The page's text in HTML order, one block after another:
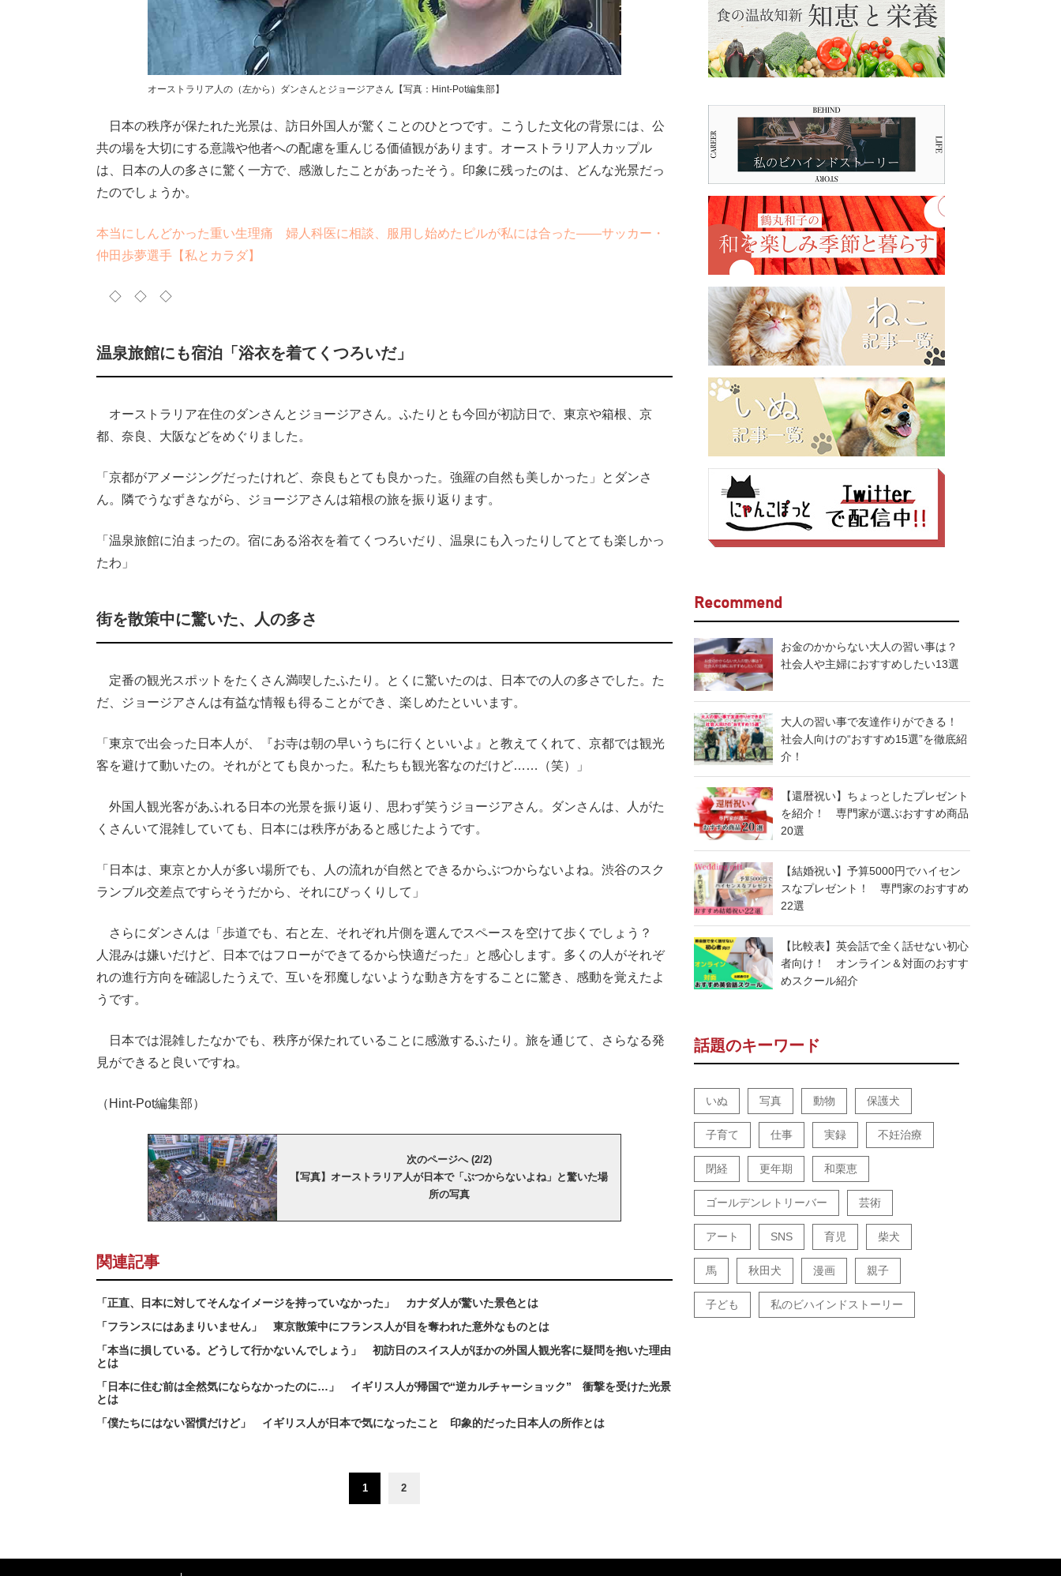
オーストラリア人の（左から）ダンさんとジョージアさん【写真：Hint-Pot編集部】
日本の秩序が保たれた光景は、訪日外国人が驚くことのひとつです。こうした文化の背景には、公
共の場を大切にする意識や他者への配慮を重んじる価値観があります。オーストラリア人カップル
は、日本の人の多さに驚く一方で、感激したことがあったそう。印象に残ったのは、どんな光景だっ
たのでしょうか。
本当にしんどかった重い生理痛 婦人科医に相談、服用し始めたピルが私には合った――サッカー・
仲田歩夢選手【私とカラダ】
◇ ◇ ◇
温泉旅館にも宿泊「浴衣を着てくつろいだ」
オーストラリア在住のダンさんとジョージアさん。ふたりとも今回が初訪日で、東京や箱根、京
都、奈良、大阪などをめぐりました。
「京都がアメージングだったけれど、奈良もとても良かった。強羅の自然も美しかった」とダンさ
ん。隣でうなずきながら、ジョージアさんは箱根の旅を振り返ります。
「温泉旅館に泊まったの。宿にある浴衣を着てくつろいだり、温泉にも入ったりしてとても楽しかっ
たわ」
街を散策中に驚いた、人の多さ
定番の観光スポットをたくさん満喫したふたり。とくに驚いたのは、日本での人の多さでした。た
だ、ジョージアさんは有益な情報も得ることができ、楽しめたといいます。
「東京で出会った日本人が、『お寺は朝の早いうちに行くといいよ』と教えてくれて、京都では観光
客を避けて動いたの。それがとても良かった。私たちも観光客なのだけど……（笑）」
外国人観光客があふれる日本の光景を振り返り、思わず笑うジョージアさん。ダンさんは、人がた
くさんいて混雑していても、日本には秩序があると感じたようです。
「日本は、東京とか人が多い場所でも、人の流れが自然とできるからぶつからないよね。渋谷のスク
ランブル交差点ですらそうだから、それにびっくりして」
さらにダンさんは「歩道でも、右と左、それぞれ片側を選んでスペースを空けて歩くでしょう？
人混みは嫌いだけど、日本ではフローができてるから快適だった」と感心します。多くの人がそれぞ
れの進行方向を確認したうえで、互いを邪魔しないような動き方をすることに驚き、感動を覚えたよ
うです。
日本では混雑したなかでも、秩序が保たれていることに感激するふたり。旅を通じて、さらなる発
見ができると良いですね。
（Hint-Pot編集部）
次のページへ (2/2)
【写真】オーストラリア人が日本で「ぶつからないよね」と驚いた場
所の写真
関連記事
「正直、日本に対してそんなイメージを持っていなかった」 カナダ人が驚いた景色とは
「フランスにはあまりいません」 東京散策中にフランス人が目を奪われた意外なものとは
「本当に損している。どうして行かないんでしょう」 初訪日のスイス人がほかの外国人観光客に疑問を抱いた理由
とは
「日本に住む前は全然気にならなかったのに…」 イギリス人が帰国で“逆カルチャーショック” 衝撃を受けた光景
とは
「僕たちにはない習慣だけど」 イギリス人が日本で気になったこと 印象的だった日本人の所作とは
1 2
Recommend
お金のかからない大人の習い事は？
社会人や主婦におすすめしたい13選
大人の習い事で友達作りができる！
社会人向けの“おすすめ15選”を徹底紹
介！
【還暦祝い】ちょっとしたプレゼント
を紹介！ 専門家が選ぶおすすめ商品
20選
【結婚祝い】予算5000円でハイセン
スなプレゼント！ 専門家のおすすめ
22選
【比較表】英会話で全く話せない初心
者向け！ オンライン＆対面のおすす
めスクール紹介
話題のキーワード
いぬ 写真 動物 保護犬
子育て 仕事 実録 不妊治療
閉経 更年期 和栗恵
ゴールデンレトリーバー 芸術
アート SNS 育児 柴犬
馬 秋田犬 漫画 親子
子ども 私のビハインドストーリー